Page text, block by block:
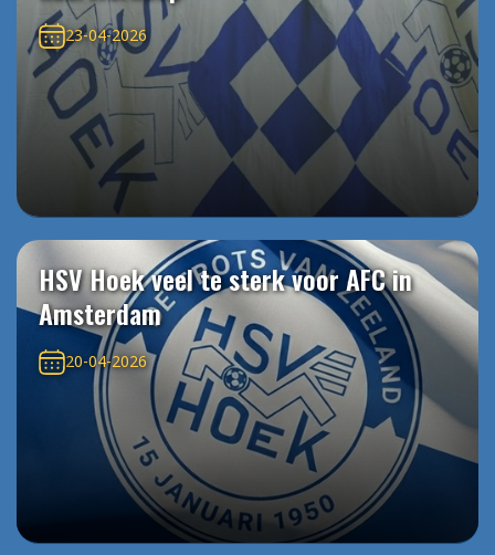
23-04-2026
HSV Hoek veel te sterk voor AFC in
Amsterdam
20-04-2026